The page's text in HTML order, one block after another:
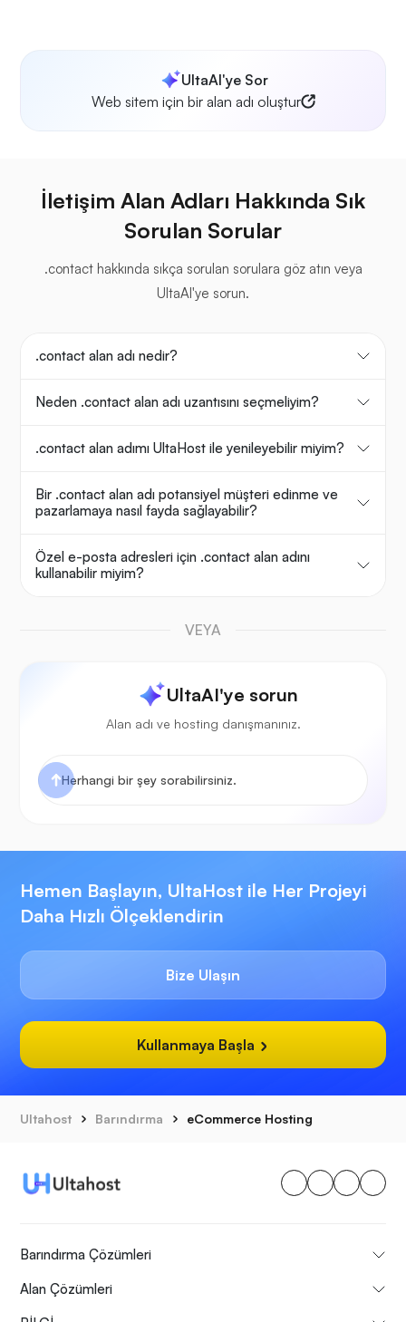
UltaAI'ye Sor
Web sitem için bir alan adı oluştur
İletişim Alan Adları Hakkında Sık
Sorulan Sorular
.contact hakkında sıkça sorulan sorulara göz atın veya
UltaAI'ye sorun.
.contact alan adı nedir?
Neden .contact alan adı uzantısını seçmeliyim?
.contact alan adımı UltaHost ile yenileyebilir miyim?
Bir .contact alan adı potansiyel müşteri edinme ve
pazarlamaya nasıl fayda sağlayabilir?
Özel e-posta adresleri için .contact alan adını
kullanabilir miyim?
VEYA
UltaAI'ye sorun
Alan adı ve hosting danışmanınız.
Hemen Başlayın, UltaHost ile Her Projeyi
Daha Hızlı Ölçeklendirin
Bize Ulaşın
Kullanmaya Başla
Ultahost Barındırma eCommerce Hosting
Barındırma Çözümleri
Alan Çözümleri